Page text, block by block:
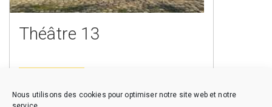
Nous utilisons des cookies pour optimiser notre site web et notre
Théâtre 13